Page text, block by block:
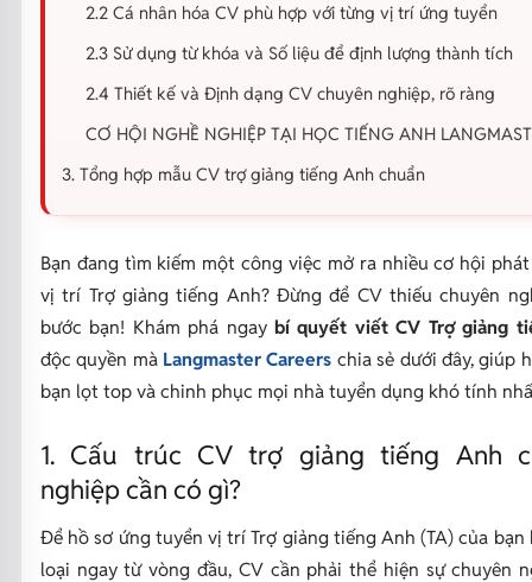
2.2 Cá nhân hóa CV phù hợp với từng vị trí ứng tuyển
2.3 Sử dụng từ khóa và Số liệu để định lượng thành tích
2.4 Thiết kế và Định dạng CV chuyên nghiệp, rõ ràng
CƠ HỘI NGHỀ NGHIỆP TẠI HỌC TIẾNG ANH
3. Tổng hợp mẫu CV trợ giảng tiếng Anh chuẩn
Bạn đang tìm kiếm một công việc mở ra nhiều cơ hội
vị trí Trợ giảng tiếng Anh? Đừng để CV thiếu chuyên
bước bạn! Khám phá ngaybí quyết viết CV Trợ giảng
độc quyền mà Langmaster Careers chia sẻ dưới đây, giúp
bạn lọt top và chinh phục mọi nhà tuyển dụng khó tính
1. Cấu trúc CV trợ giảng tiếng Anh
nghiệp cần có gì?
Để hồ sơ ứng tuyển vị trí Trợ giảng tiếng Anh (TA) của bạn
loại ngay từ vòng đầu, CV cần phải thể hiện sự chuyên